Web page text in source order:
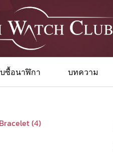
ซื้อนาฬิกา บทความ